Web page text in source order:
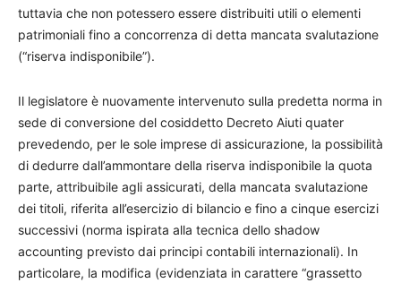
tuttavia che non potessero essere distribuiti utili o elementi
patrimoniali fino a concorrenza di detta mancata svalutazione
(“riserva indisponibile”).
Il legislatore è nuovamente intervenuto sulla predetta norma in
sede di conversione del cosiddetto Decreto Aiuti quater
prevedendo, per le sole imprese di assicurazione, la possibilità
di dedurre dall’ammontare della riserva indisponibile la quota
parte, attribuibile agli assicurati, della mancata svalutazione
dei titoli, riferita all’esercizio di bilancio e fino a cinque esercizi
successivi (norma ispirata alla tecnica dello shadow
accounting previsto dai principi contabili internazionali). In
particolare, la modifica (evidenziata in carattere “grassetto